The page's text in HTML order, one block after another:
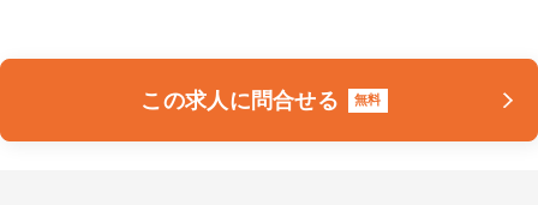
この求人に問合せる 無料